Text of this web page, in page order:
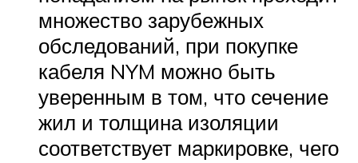
множество зарубежных
обследований, при покупке
кабеля NYM можно быть
уверенным в том, что сечение
жил и толщина изоляции
соответствует маркировке, чего